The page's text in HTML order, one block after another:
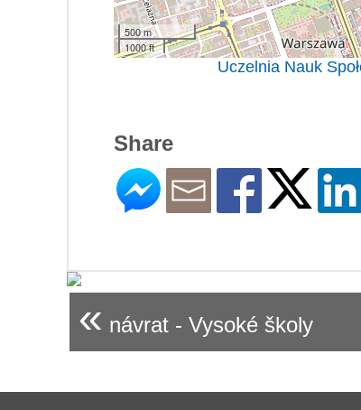
500 m
1000 ft
Uczelnia Nauk
Share
« návrat - Vysoké školy